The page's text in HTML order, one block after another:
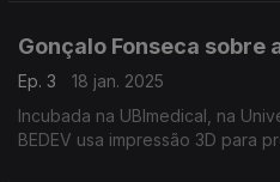
Gonçalo Fonseca sobre
Ep. 3
18 jan. 2025
Incubada na UBImedical, na
BEDEV usa impressão 3D para